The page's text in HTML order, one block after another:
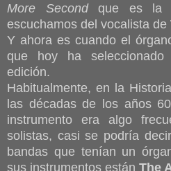
More Secondque es la
escuchamos del vocalista de
Y ahora es cuando el
que hoy ha
edición.
Habitualmente, en la
las décadas de los años
instrumento era algo
solistas, casi se podría
bandas que tenían un
sus instrumentos están The